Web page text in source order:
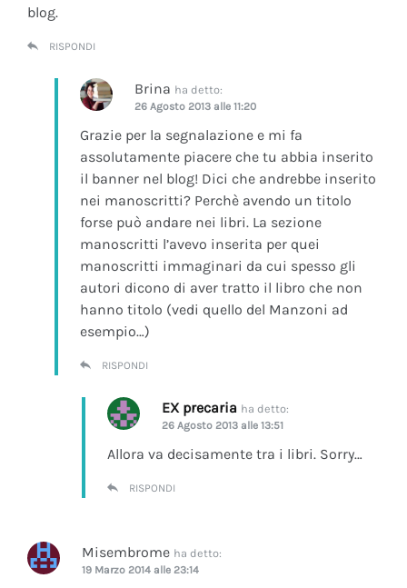
blog.
RISPONDI
Brina ha detto:
26 Agosto 2013 alle 11:20
Grazie per la segnalazione e mi fa
assolutamente piacere che tu abbia inserito
il banner nel blog! Dici che andrebbe inserito
nei manoscritti? Perchè avendo un titolo
forse può andare nei libri. La sezione
manoscritti l’avevo inserita per quei
manoscritti immaginari da cui spesso gli
autori dicono di aver tratto il libro che non
hanno titolo (vedi quello del Manzoni ad
esempio…)
RISPONDI
EX precaria ha detto:
26 Agosto 2013 alle 13:51
Allora va decisamente tra i libri. Sorry…
RISPONDI
Misembrome ha detto:
19 Marzo 2014 alle 23:14